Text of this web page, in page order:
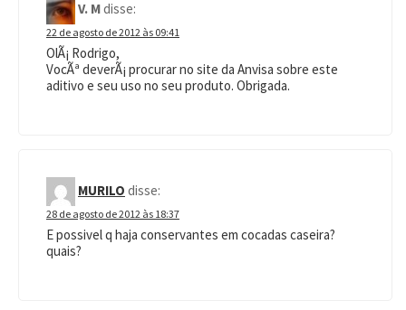
V. Mdisse:
22 de agosto de 2012 às 09:41
OlÃ¡ Rodrigo,
VocÃª deverÃ¡ procurar no site da Anvisa sobre este
aditivo e seu uso no seu produto. Obrigada.
MURILO disse:
28 de agosto de 2012 às 18:37
E possivel q haja conservantes em cocadas caseira?
quais?